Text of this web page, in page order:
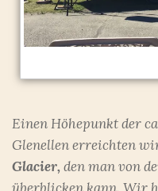
Einen Höhepunkt der
Glenellen erreichten
Glacier,den man von